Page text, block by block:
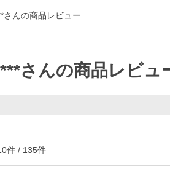
さんの商品レビュー
さんの商品レビュ
件 / 135件